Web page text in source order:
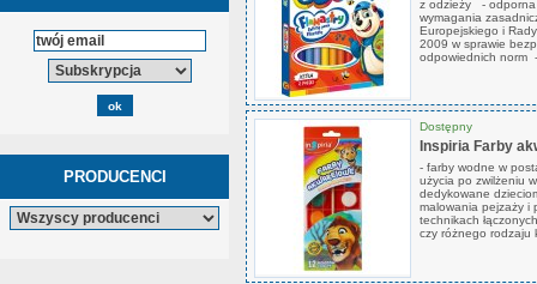
PRODUCENCI
z odzieży - odporna
wymagania
Europejskiego i
2009 w sprawie
odpowiednich norm
Dostępny
Inspiria Farby
- farby wodne w
użycia po zwilżeniu
dedykowane
malowania pejzaży i
technikach
czy różnego rodzaju